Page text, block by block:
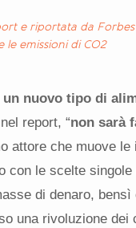
e riportata da
emissioni di CO2
un nuovo tipo di
report, “non sarà
attore che muove
con le scelte
di denaro,
una rivoluzione dei